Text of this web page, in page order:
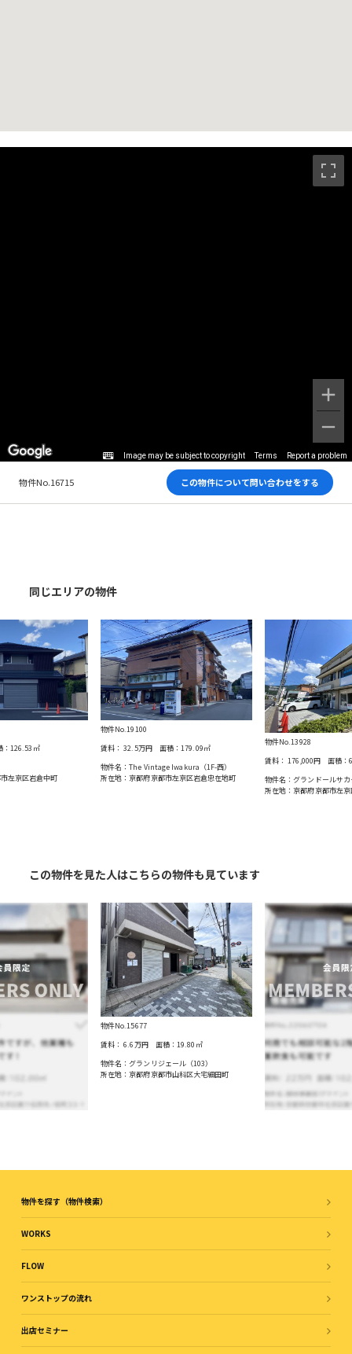
Image may be subject to copyright Terms Report a problem
物件No.16715 この物件について問い合わせをする
同じエリアの物件
126.53 ㎡
左京区岩倉中町
物件No.19100
賃料：32.5万円面積：179.09㎡
物件名：The Vintage Iwakura（1F-西）
所在地：京都府京都市左京区岩倉忠在地町
物件No.13928
賃料：176,000円面積：
物件名：グランドールサカ
所在地：京都府京都市左
この物件を見た人はこちらの物件も見ています
物件No.15677
賃料：6.6万円面積：19.80 ㎡
物件名：グランリジェール（103）
所在地：京都府京都市山科区大宅細田町
物件を探す（物件検索）
WORKS
FLOW
ワンストップの流れ
出店セミナー